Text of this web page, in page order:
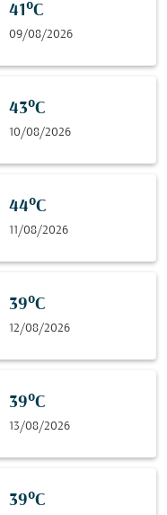
41°C
09/08/2026
43°C
10/08/2026
44°C
11/08/2026
39°C
12/08/2026
39°C
13/08/2026
39°C